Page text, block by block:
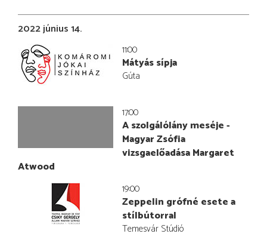
2022 június 14.
11:00
Mátyás sípja
Gúta
17:00
A szolgálólány meséje -
Magyar Zsófia
vizsgaelőadása Margaret
Atwood
19:00
Zeppelin grófné esete a
stílbútorral
Temesvár Stúdió